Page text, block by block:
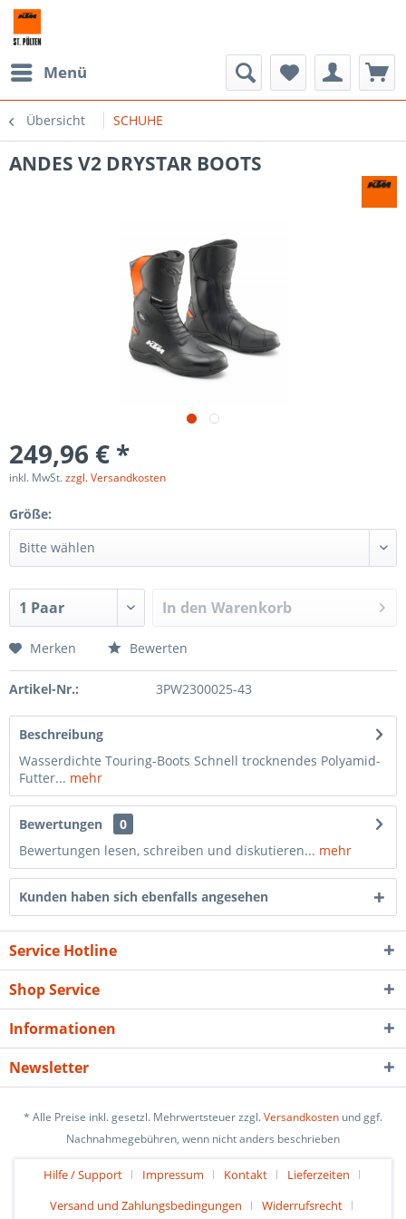
Menü
Übersicht SCHUHE
ANDES V2 DRYSTAR BOOTS
249,96 € *
inkl. MwSt.zzgl. Versandkosten
Größe:
In den Warenkorb
Merken Bewerten
Artikel-Nr.: 3PW2300025-43
Beschreibung
Wasserdichte Touring-Boots Schnell trocknendes Polyamid-
Futter... mehr
Bewertungen
0
Bewertungen lesen, schreiben und diskutieren... mehr
Kunden haben sich ebenfalls angesehen
Service Hotline
Shop Service
Informationen
Newsletter
* Alle Preise inkl. gesetzl. Mehrwertsteuer zzgl.Versandkosten und ggf.
Nachnahmegebühren, wenn nicht anders beschrieben
Hilfe / Support Impressum Kontakt
Lieferzeiten
Versand und Zahlungsbedingungen
Widerrufsrecht